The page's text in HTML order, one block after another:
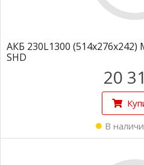
АКБ 230L1300 (514x276x242)
SHD
20
В